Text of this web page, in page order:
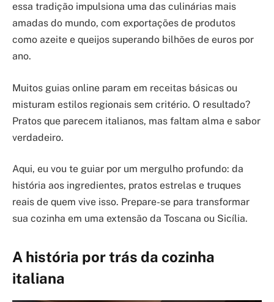
essa tradição impulsiona uma das culinárias mais
amadas do mundo, com exportações de produtos
como azeite e queijos superando bilhões de euros por
ano.
Muitos guias online param em receitas básicas ou
misturam estilos regionais sem critério. O resultado?
Pratos que parecem italianos, mas faltam alma e sabor
verdadeiro.
Aqui, eu vou te guiar por um mergulho profundo: da
história aos ingredientes, pratos estrelas e truques
reais de quem vive isso. Prepare-se para transformar
sua cozinha em uma extensão da Toscana ou Sicília.
A história por trás da cozinha
italiana